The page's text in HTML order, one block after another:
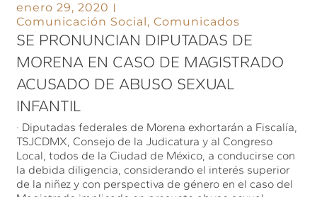
enero 29, 2020
Comunicación Social,Comunicados
SE PRONUNCIAN DIPUTADAS DE
MORENA EN CASO DE MAGISTRADO
ACUSADO DE ABUSO SEXUAL
INFANTIL
· Diputadas federales de Morena exhortarán a Fiscalía,
TSJCDMX, Consejo de la Judicatura y al Congreso
Local, todos de la Ciudad de México, a conducirse con
la debida diligencia, considerando el interés superior
de la niñez y con perspectiva de género en el caso del